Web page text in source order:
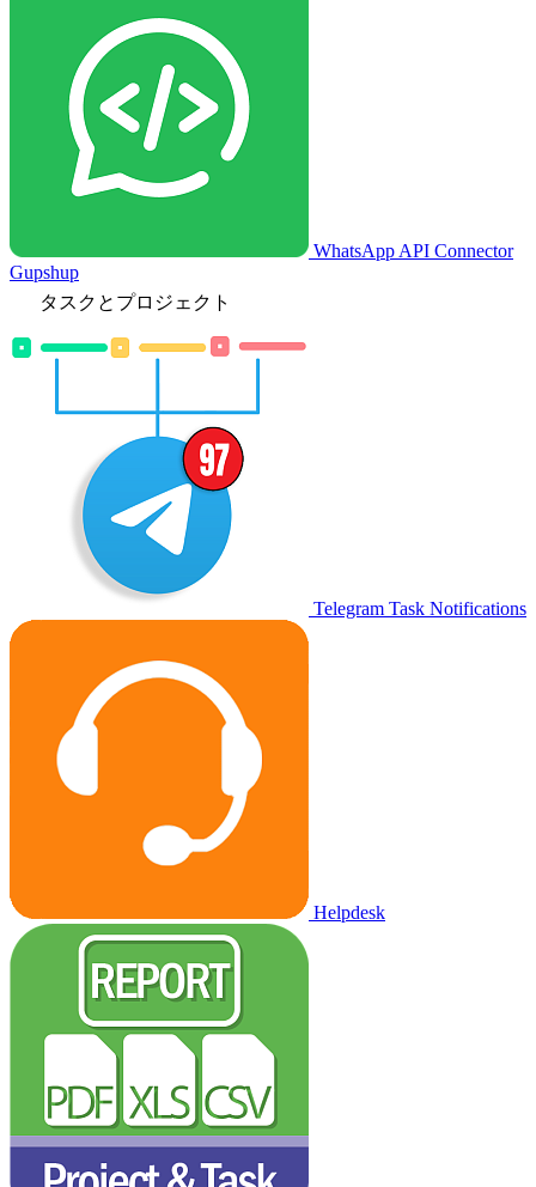
WhatsApp API Connector
Gupshup
タスクとプロジェクト
Telegram Task Notifications
Helpdesk